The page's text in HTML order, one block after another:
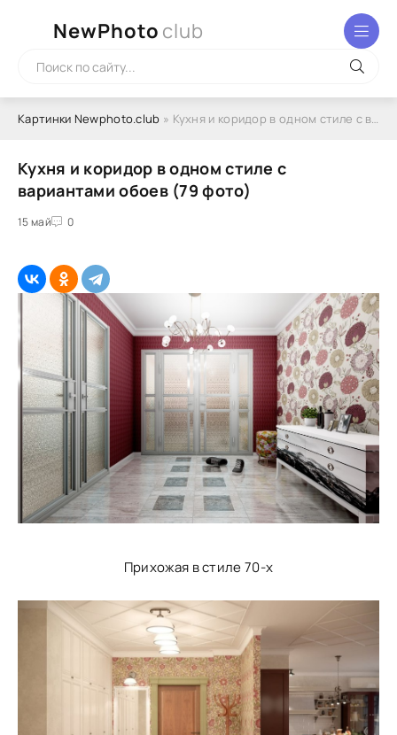
NewPhoto club
Картинки Newphoto.club » Кухня и коридор в одном стиле с вариантами обоев (79 фото)
Кухня и коридор в одном стиле с
вариантами обоев (79 фото)
15 май 0
Прихожая в стиле 70-х